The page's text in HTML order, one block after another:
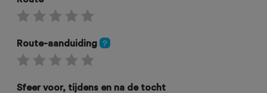
Route-aanduiding ?
Sfeer voor, tijdens en na de tocht